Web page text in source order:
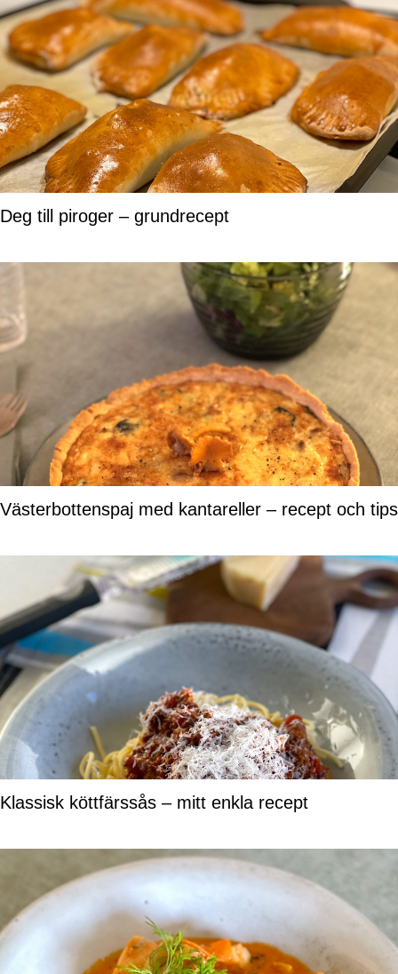
Deg till piroger – grundrecept
Västerbottenspaj med kantareller – recept och tips
Klassisk köttfärssås – mitt enkla recept